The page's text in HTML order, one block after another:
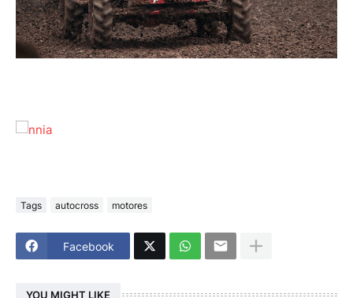
Tags autocross motores
Facebook
YOU MIGHT LIKE